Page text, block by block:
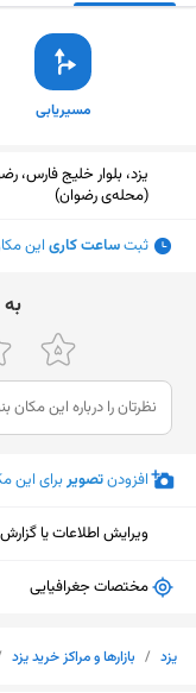
مسیریابی
یزد، بلوار خلیج فارس،
(محله‌ی رضوان)
ثبتساعت کاری این
افزودنتصویربرای این
ویرایش اطلاعات یا
مختصات جغرافیایی
یزد / بازارها و مراکز خرید یزد